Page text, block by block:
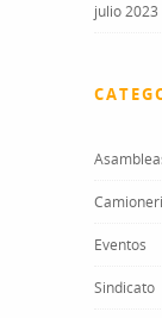
julio 2023
Eventos
Sindicato